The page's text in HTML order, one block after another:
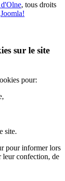
, tous droits
Joomla!
sur le site
pour:
site.
pour informer lors
leur confection, de